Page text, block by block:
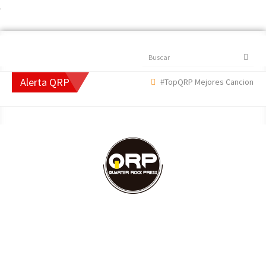
.
Buscar
Alerta QRP #TopQRP Mejores Canciones